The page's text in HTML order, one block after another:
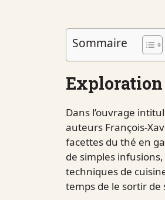
Sommaire
Exploration
Dans l’ouvrage
auteurs François-
facettes du thé en
de simples
techniques de
temps de le sortir